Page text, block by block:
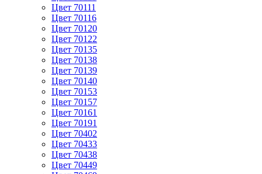
Цвет 70111
Цвет 70116
Цвет 70120
Цвет 70122
Цвет 70135
Цвет 70138
Цвет 70139
Цвет 70140
Цвет 70153
Цвет 70157
Цвет 70161
Цвет 70191
Цвет 70402
Цвет 70433
Цвет 70438
Цвет 70449